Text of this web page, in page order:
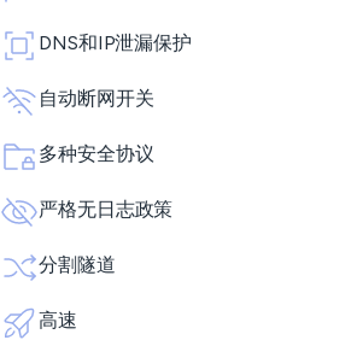
DNS和IP泄漏保护
自动断网开关
多种安全协议
严格无日志政策
分割隧道
高速